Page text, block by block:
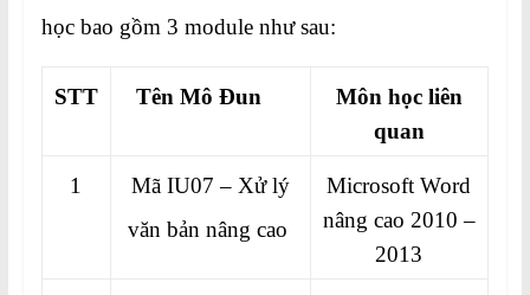
học bao gồm 3 module như sau:
STT Tên Mô Đun
Môn học liên
quan
1
Mã IU07 – Xử lý
văn bản nâng cao
Microsoft Word
nâng cao 2010 –
2013